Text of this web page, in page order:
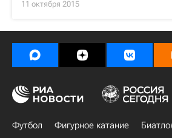
11 октября 2015
Футбол Фигурное катание